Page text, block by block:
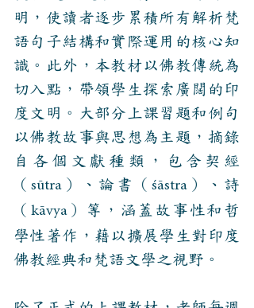
明，使讀者逐步累積所有解析梵
語句子結構和實際運用的核心知
識。此外，本教材以佛教傳統為
切入點，帶領學生探索廣闊的印
度文明。大部分上課習題和例句
以佛教故事與思想為主題，摘錄
自各個文獻種類，包含契經
（sūtra ）、論書（ śāstra）、詩
（ kāvya）等，涵蓋故事性和哲
學性著作，藉以擴展學生對印度
佛教經典和梵語文學之視野。